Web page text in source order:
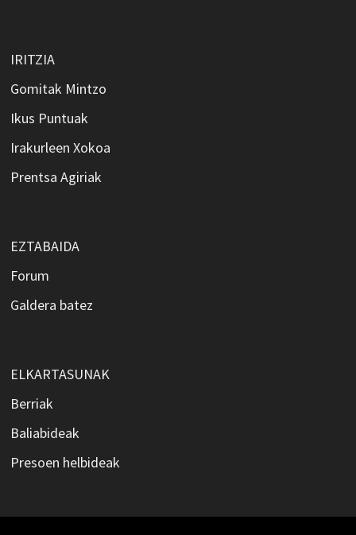
IRITZIA
Gomitak Mintzo
Ikus Puntuak
Irakurleen Xokoa
Prentsa Agiriak
EZTABAIDA
Forum
Galdera batez
ELKARTASUNAK
Berriak
Baliabideak
Presoen helbideak